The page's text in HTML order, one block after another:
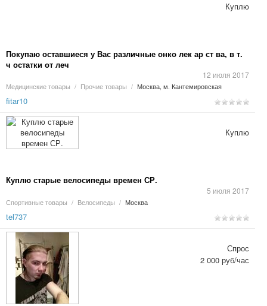
Покупаю оставшиеся у Вас различные онко лек ар ст ва, в т.
ч остатки от леч
12 июля 2017
Медицинские товары / Прочие товары / Москва, м. Кантемировская
Куплю
fitar10
Куплю старые велосипеды времен СР.
5 июля 2017
Спортивные товары / Велосипеды / Москва
Куплю
tel737
Спрос
2 000 руб/час